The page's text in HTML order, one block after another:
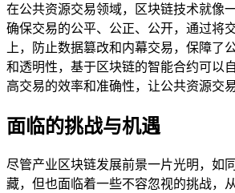
在公共资源交易领域，区块链技术就像
确保交易的公平、公正、公开，通过将
上，防止数据篡改和内幕交易，保障了
和透明性，基于区块链的智能合约可以
高交易的效率和准确性，让公共资源交
面临的挑战与机遇
尽管产业区块链发展前景一片光明，如
藏，但也面临着一些不容忽视的挑战，